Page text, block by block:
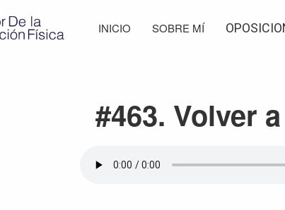
INICIO SOBRE MÍ
#463. Volver